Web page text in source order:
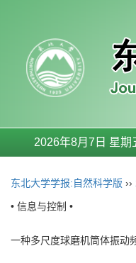
2026年8月7日 星期
东北大学学报:自然科学版 ››
• 信息与控制 •
一种多尺度球磨机筒体振动